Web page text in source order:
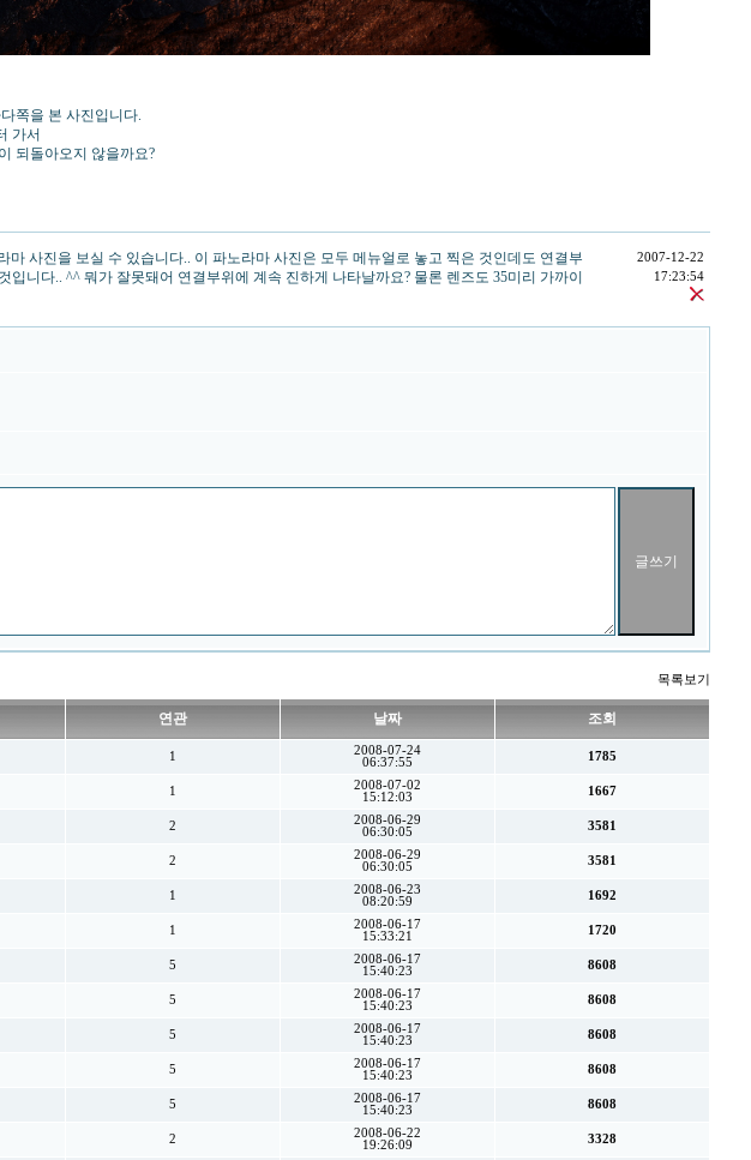
쪽을 본 사진입니다.
가서
되돌아오지 않을까요?
사진을 보실 수 있습니다.. 이 파노라마 사진은 모두 메뉴얼로 놓고 찍은 것인데도 연결부
니다.. ^^ 뭐가 잘못돼어 연결부위에 계속 진하게 나타날까요? 물론 렌즈도 35미리 가까이
2007-12-22
17:23:54
목록보기
연관 날짜 조회
1
2008-07-24
06:37:55
1785
1
2008-07-02
15:12:03
1667
2
2008-06-29
06:30:05
3581
2
2008-06-29
06:30:05
3581
1
2008-06-23
08:20:59
1692
1
2008-06-17
15:33:21
1720
5
2008-06-17
15:40:23
8608
5
2008-06-17
15:40:23
8608
5
2008-06-17
15:40:23
8608
5
2008-06-17
15:40:23
8608
5
2008-06-17
15:40:23
8608
2
2008-06-22
19:26:09
3328